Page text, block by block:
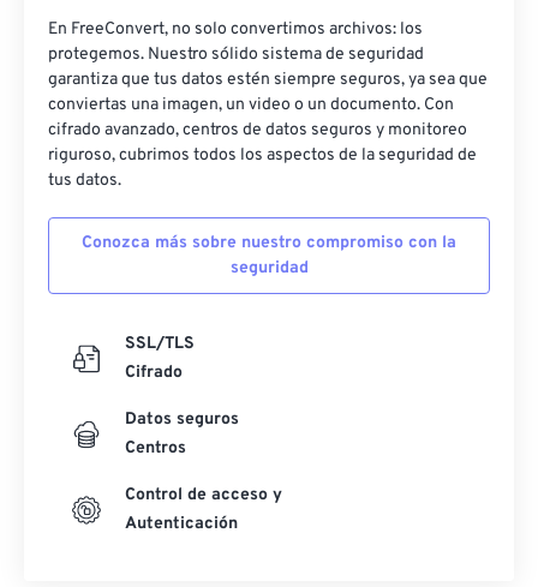
En FreeConvert, no solo convertimos archivos: los
protegemos. Nuestro sólido sistema de seguridad
garantiza que tus datos estén siempre seguros, ya sea que
conviertas una imagen, un video o un documento. Con
cifrado avanzado, centros de datos seguros y monitoreo
riguroso, cubrimos todos los aspectos de la seguridad de
tus datos.
Conozca más sobre nuestro compromiso con la
seguridad
SSL/TLS
Cifrado
Datos seguros
Centros
Control de acceso y
Autenticación